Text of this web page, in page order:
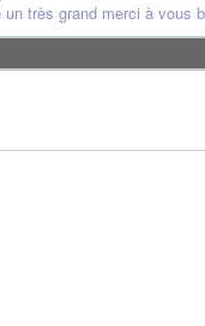
très grand merci à vous